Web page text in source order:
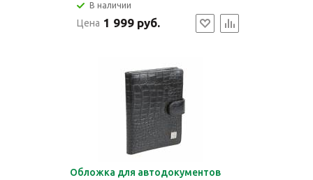
В наличии
Цена 1 999 руб.
Обложка для автодокументов